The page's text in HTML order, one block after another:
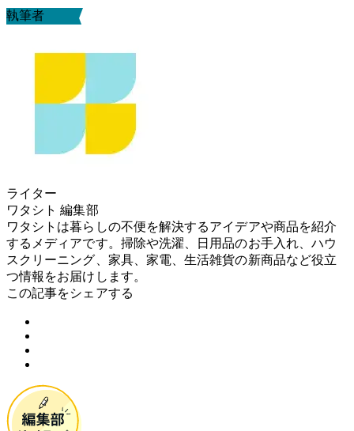
執筆者
ライター
ワタシト 編集部
ワタシトは暮らしの不便を解決するアイデアや商品を紹介
するメディアです。掃除や洗濯、日用品のお手入れ、ハウ
スクリーニング、家具、家電、生活雑貨の新商品など役立
つ情報をお届けします。
この記事をシェアする